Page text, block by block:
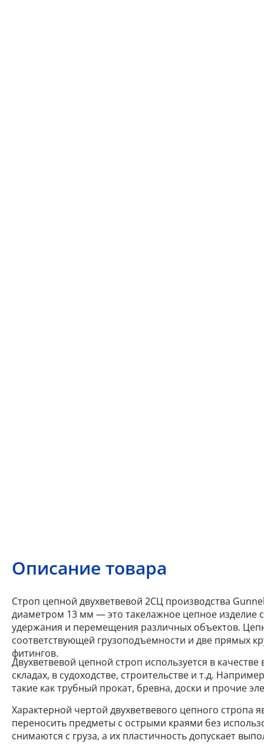
Описание товара
Строп цепной двухветвевой 2СЦ производства
диаметром 13 мм — это такелажное цепное изделие
удержания и перемещения различных объектов.
соответствующей грузоподъемности и две прямых
фитингов.
Двухветвевой цепной строп используется в
складах, в судоходстве, строительстве и т.д.
такие как трубный прокат, бревна, доски и прочие
Характерной чертой двухветвевого цепного
переносить предметы с острыми краями без
снимаются с груза, а их пластичность допускает